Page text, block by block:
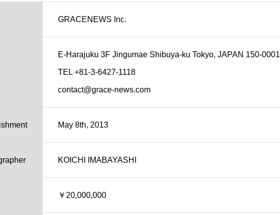
GRACENEWS Inc.
E-Harajuku 3F Jingumae Shibuya-ku Tokyo, JAPAN 150-0001
TEL +81-3-6427-1118
contact@grace-news.com
May 8th, 2013
KOICHI IMABAYASHI
￥20,000,000